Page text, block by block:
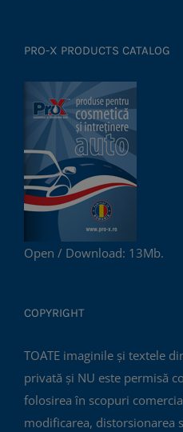
PRO-X PRODUCTS CATALOG
Open / Download: 13Mb.
COPYRIGHT
TOATE imaginile și textele
privată și NU este permisă
folosirea în scopuri
modificarea, distorsionarea